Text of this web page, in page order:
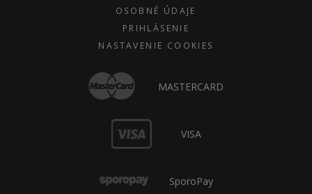
OSOBNÉ ÚDAJE
PRIHLÁSENIE
NASTAVENIE COOKIES
MASTERCARD
VISA
SporoPay